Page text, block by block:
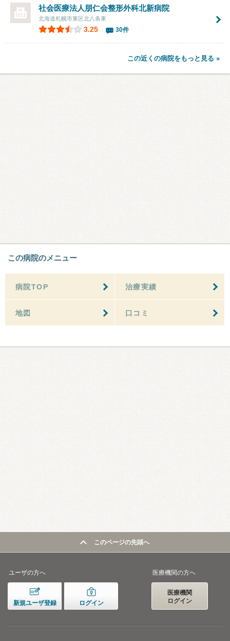
社会医療法人朋仁会整形外科北新病院
北海道札幌市東区北八条東
3.25 30件
この近くの病院をもっと見る »
この病院のメニュー
病院TOP 治療実績
地図 口コミ
このページの先頭へ
ユーザの方へ
新規ユーザ登録 ログイン
医療機関の方へ
医療機関
ログイン